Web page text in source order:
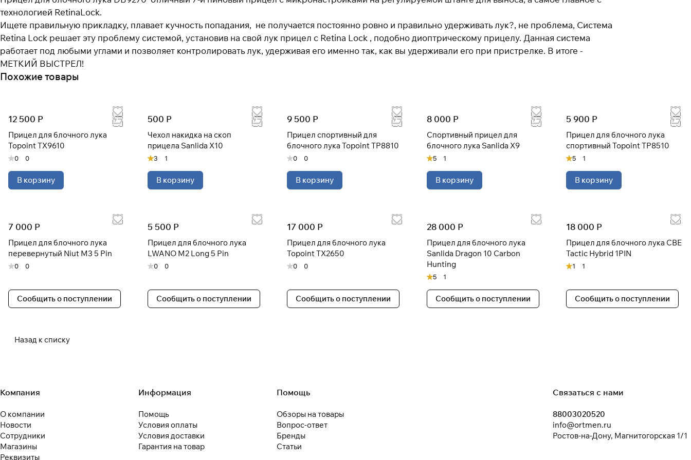
технологией RetinaLock.
Ищете правильную прикладку, плавает кучность попадания, не получается постоянно ровно и правильно удерживать лук?, не проблема, Система
Retina Lock решает эту проблему системой, установив на свой лук прицел c Retina Lock , подобно диоптрическому прицелу. Данная система
работает под любыми углами и позволяет контролировать лук, удерживая его именно так, как вы удерживали его при пристрелке. В итоге -
МЕТКИЙ ВЫСТРЕЛ!
Похожие товары
12 500 Р
Прицел для блочного лука
Topoint TX9610
0 0
В корзину
500 Р
Чехол накидка на скоп
прицела Sanlida X10
3 1
В корзину
9 500 Р
Прицел спортивный для
блочного лука Topoint TP8810
0 0
В корзину
8 000 Р
Спортивный прицел для
блочного лука Sanlida X9
5 1
В корзину
5 900 Р
Прицел для блочного лука
спортивный Topoint TP8510
5 1
В корзину
7 000 Р
Прицел для блочного лука
перевернутый Niut M3 5 Pin
0 0
Сообщить о поступлении
5 500 Р
Прицел для блочного лука
LWANO M2 Long 5 Pin
0 0
Сообщить о поступлении
17 000 Р
Прицел для блочного лука
Topoint TX2650
0 0
Сообщить о поступлении
28 000 Р
Прицел для блочного лука
Sanlida Dragon 10 Carbon
Hunting
5 1
Сообщить о поступлении
18 000 Р
Прицел для блочного лука CBE
Tactic Hybrid 1PIN
1 1
Сообщить о поступлении
Назад к списку
Оплачивайте сегодня только25 % картой любого
банка
Оставшиеся75
списываться
с вашей картыпо25%каждые 2 недели
применяются.
раз в 2
недели
Остались вопросы?
Компания
О компании
Новости
Сотрудники
Магазины
Реквизиты
Информация
Помощь
Условия оплаты
Условия доставки
Гарантия на товар
Помощь
Обзоры на товары
Вопрос-ответ
Бренды
Статьи
Связаться с нами
88003020520
info@ortmen.ru
Ростов-на-Дону, Магнитогорская 1/1